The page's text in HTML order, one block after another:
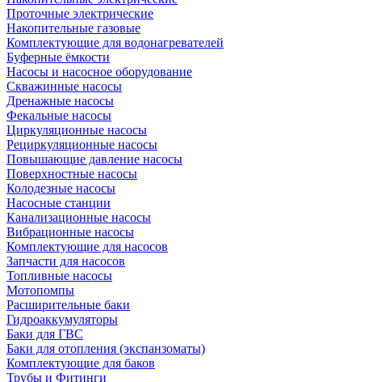
Проточные электрические
Накопительные газовые
Комплектующие для водонагревателей
Буферные ёмкости
Насосы и насосное оборудование
Скважинные насосы
Дренажные насосы
Фекальные насосы
Циркуляционные насосы
Рециркуляционные насосы
Повышающие давление насосы
Поверхностные насосы
Колодезные насосы
Насосные станции
Канализационные насосы
Вибрационные насосы
Комплектующие для насосов
Запчасти для насосов
Топливные насосы
Мотопомпы
Расширительные баки
Гидроаккумуляторы
Баки для ГВС
Баки для отопления (экспанзоматы)
Комплектующие для баков
Трубы и Фитинги